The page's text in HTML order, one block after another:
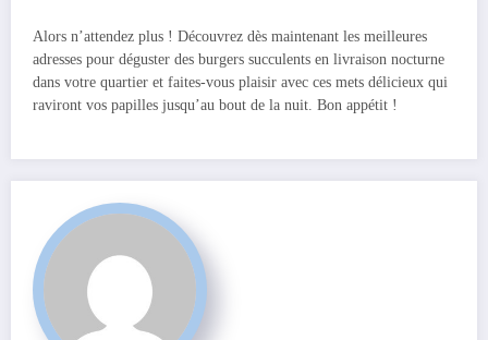
Alors n’attendez plus ! Découvrez dès maintenant les meilleures
adresses pour déguster des burgers succulents en livraison nocturne
dans votre quartier et faites-vous plaisir avec ces mets délicieux qui
raviront vos papilles jusqu’au bout de la nuit. Bon appétit !